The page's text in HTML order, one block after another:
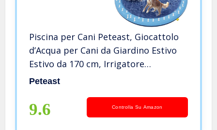
Piscina per Cani Peteast, Giocattolo
d’Acqua per Cani da Giardino Estivo
Estivo da 170 cm, Irrigatore
Pieghevole, Tappetino da Gioco
Addensato
Peteast
9.6 Controlla Su Amazon